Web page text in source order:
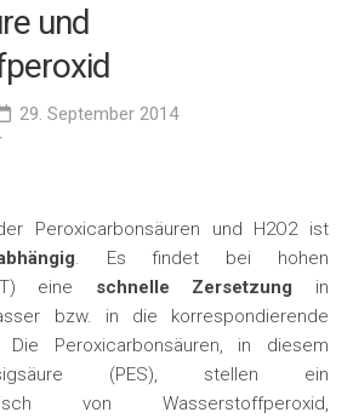
und
29. September 2014
Peroxicarbonsäuren und H2O2 ist
. Es findet bei hohen
eine schnelle Zersetzung in
bzw. in die korrespondierende
Die Peroxicarbonsäuren, in diesem
(PES), stellen ein
von Wasserstoffperoxid,